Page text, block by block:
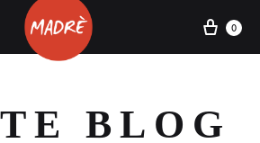
Cart
0
BLOG